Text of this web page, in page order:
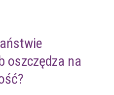
oszczędza na